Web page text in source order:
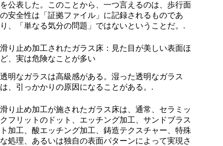
を公表した。このことから、一つ言えるのは、歩行面
の安全性は「証拠ファイル」に記録されるものであ
り、「単なる気分の問題」ではないということだ。.
滑り止め加工されたガラス床：見た目が美しい表面ほ
ど、実は危険なことが多い
透明なガラスは高級感がある。湿った透明なガラス
は、引っかかりの原因になることがある。.
滑り止め加工が施されたガラス床は、通常、セラミッ
クフリットのドット、エッチング加工、サンドブラス
ト加工、酸エッチング加工、鋳造テクスチャー、特殊
な処理、あるいは独自の表面パターンによって実現さ